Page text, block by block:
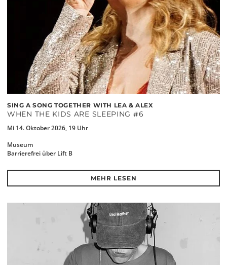
SING A SONG TOGETHER WITH LEA & ALEX
WHEN THE KIDS ARE SLEEPING #6
Mi 14. Oktober 2026, 19 Uhr
Museum
Barrierefrei über Lift B
MEHR LESEN